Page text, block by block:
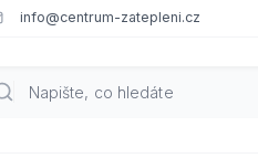
info@centrum-zatepleni.cz